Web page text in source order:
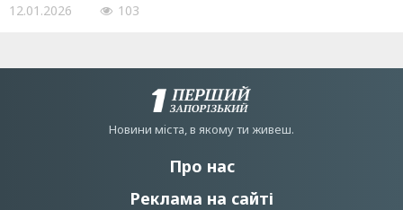
12.01.2026 103
Новини мiста, в якому ти живеш.
Про нас
Реклама на сайті